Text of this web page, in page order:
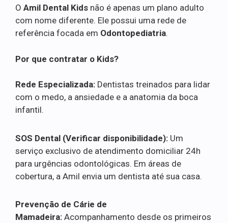
O Amil Dental Kids não é apenas um plano adulto
com nome diferente. Ele possui uma rede de
referência focada em Odontopediatria.
Por que contratar o Kids?
Rede Especializada: Dentistas treinados para lidar
com o medo, a ansiedade e a anatomia da boca
infantil.
SOS Dental (Verificar disponibilidade): Um
serviço exclusivo de atendimento domiciliar 24h
para urgências odontológicas. Em áreas de
cobertura, a Amil envia um dentista até sua casa.
Prevenção de Cárie de
Mamadeira: Acompanhamento desde os primeiros